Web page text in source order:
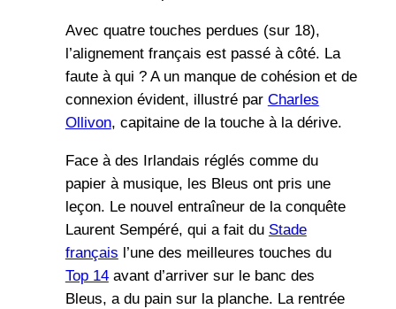
Avec quatre touches perdues (sur 18),
l’alignement français est passé à côté. La
faute à qui ? A un manque de cohésion et de
connexion évident, illustré par Charles
Ollivon, capitaine de la touche à la dérive.
Face à des Irlandais réglés comme du
papier à musique, les Bleus ont pris une
leçon. Le nouvel entraîneur de la conquête
Laurent Sempéré, qui a fait du Stade
français l’une des meilleures touches du
Top 14avant d’arriver sur le banc des
Bleus, a du pain sur la planche. La rentrée